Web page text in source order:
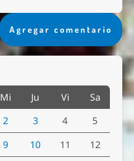
Agregar comentario
Mi Ju Vi
Sa
2 3 4
5
9 10 11
12